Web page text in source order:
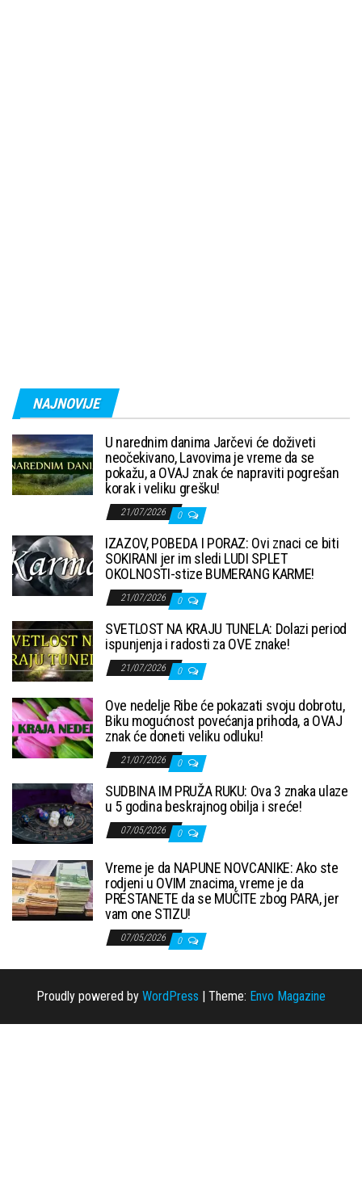
NAJNOVIJE
U narednim danima Jarčevi će doživeti
neočekivano, Lavovima je vreme da se
pokažu, a OVAJ znak će napraviti pogrešan
korak i veliku grešku!
21/07/2026 0
IZAZOV, POBEDA I PORAZ: Ovi znaci ce biti
SOKIRANI jer im sledi LUDI SPLET
OKOLNOSTI-stize BUMERANG KARME!
21/07/2026 0
SVETLOST NA KRAJU TUNELA: Dolazi period
ispunjenja i radosti za OVE znake!
21/07/2026 0
Ove nedelje Ribe će pokazati svoju dobrotu,
Biku mogućnost povećanja prihoda, a OVAJ
znak će doneti veliku odluku!
21/07/2026 0
SUDBINA IM PRUŽA RUKU: Ova 3 znaka ulaze
u 5 godina beskrajnog obilja i sreće!
07/05/2026 0
Vreme je da NAPUNE NOVCANIKE: Ako ste
rodjeni u OVIM znacima, vreme je da
PRESTANETE da se MUČITE zbog PARA, jer
vam one STIZU!
07/05/2026 0
Proudly powered by WordPress Theme: Envo Magazine